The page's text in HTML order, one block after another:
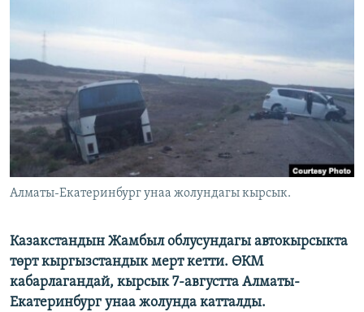
ЭЖЕ-СИҢДИЛЕР
АЗАТТЫК+
ЫҢГАЙСЫЗ СУРООЛОР
ЭЕ/АРнун бардык сайттары
Алматы-Екатеринбург унаа жолундагы кырсык.
Казакстандын Жамбыл облусундагы автокырсыкта
төрт кыргызстандык мерт кетти. ӨКМ
кабарлагандай, кырсык 7-августта Алматы-
Екатеринбург унаа жолунда катталды.